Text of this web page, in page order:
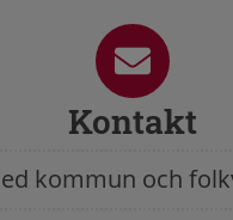
Kontakt
kommun och